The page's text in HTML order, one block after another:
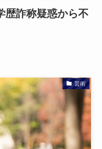
歴詐称疑惑から不
芸術